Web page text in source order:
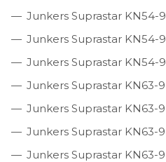
Junkers Suprastar KN54-
Junkers Suprastar KN54-
Junkers Suprastar KN54-
Junkers Suprastar KN63-
Junkers Suprastar KN63-
Junkers Suprastar KN63-
Junkers Suprastar KN63-